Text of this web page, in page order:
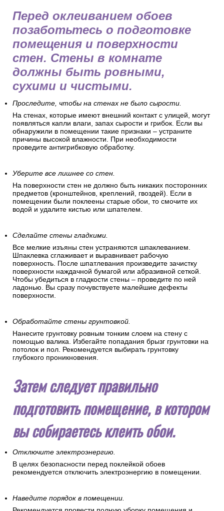
Перед оклеиванием обоев
позаботьтесь о подготовке
помещения и поверхности
стен. Стены в комнате
должны быть ровными,
сухими и чистыми.
Проследите, чтобы на стенах не было сырости.
На стенах, которые имеют внешний контакт с улицей, могут
появляться капли влаги, запах сырости и грибок. Если вы
обнаружили в помещении такие признаки – устраните
причины высокой влажности. При необходимости
проведите антигрибковую обработку.
Уберите все лишнее со стен.
На поверхности стен не должно быть никаких посторонних
предметов (кронштейнов, креплений, гвоздей). Если в
помещении были поклеены старые обои, то смочите их
водой и удалите кистью или шпателем.
Сделайте стены гладкими.
Все мелкие изъяны стен устраняются шпаклеванием.
Шпаклевка сглаживает и выравнивает рабочую
поверхность. После шпатлевания произведите зачистку
поверхности наждачной бумагой или абразивной сеткой.
Чтобы убедиться в гладкости стены – проведите по ней
ладонью. Вы сразу почувствуете малейшие дефекты
поверхности.
Обработайте стены грунтовкой.
Нанесите грунтовку ровным тонким слоем на стену с
помощью валика. Избегайте попадания брызг грунтовки на
потолок и пол. Рекомендуется выбирать грунтовку
глубокого проникновения.
Затем следует правильно
подготовить помещение, в котором
вы собираетесь клеить обои.
Отключите электроэнергию.
В целях безопасности перед поклейкой обоев
рекомендуется отключить электроэнергию в помещении.
Наведите порядок в помещении.